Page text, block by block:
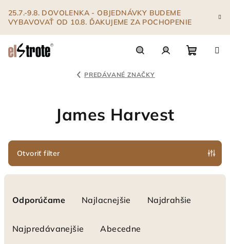
obsah
25.7.-9.8. DOVOLENKA - OBJEDNÁVKY BUDEME
VYBAVOVAŤ OD 10.8. ĎAKUJEME ZA POCHOPENIE
PREDÁVANÉ ZNAČKY
James Harvest
Otvoriť filter
Odporúčame Najlacnejšie Najdrahšie
Najpredávanejšie Abecedne